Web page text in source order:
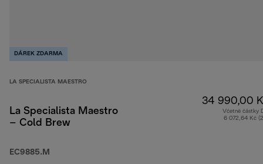
DÁREK ZDARMA
LA SPECIALISTA MAESTRO
La Specialista Maestro
– Cold Brew
EC9885.M
34 990,00
Včetně částky
6 072,64 Kč